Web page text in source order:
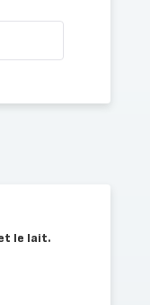
le lait.